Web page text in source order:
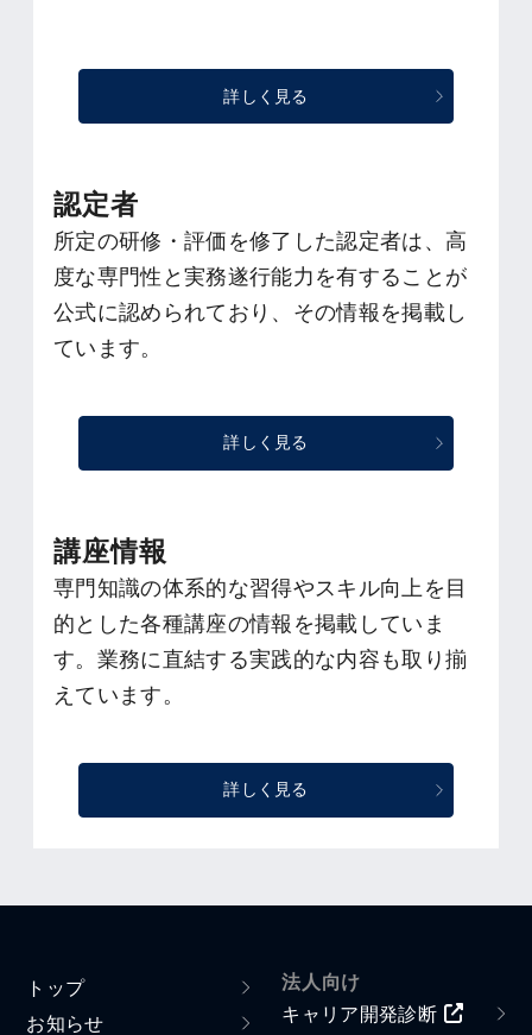
詳しく見る
認定者
所定の研修・評価を修了した認定者は、高
度な専門性と実務遂行能力を有することが
公式に認められており、その情報を掲載し
ています。
詳しく見る
講座情報
専門知識の体系的な習得やスキル向上を目
的とした各種講座の情報を掲載していま
す。業務に直結する実践的な内容も取り揃
えています。
詳しく見る
トップ
お知らせ
法人向け
キャリア開発診断